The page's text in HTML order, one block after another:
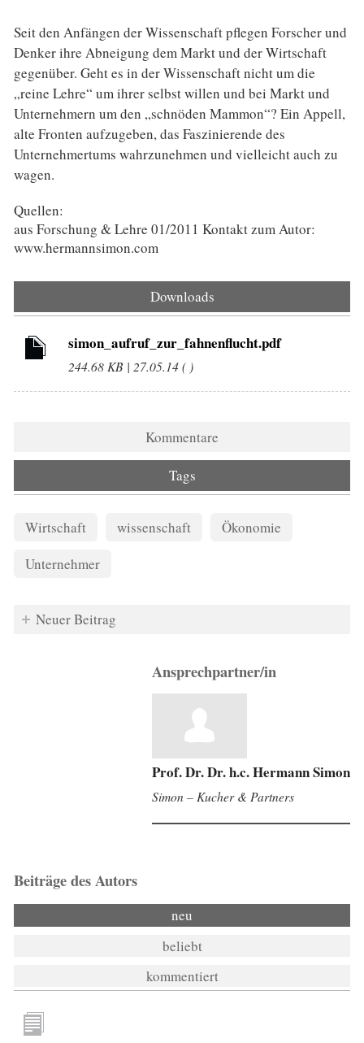
Seit den Anfängen der Wissenschaft pflegen Forscher und
Denker ihre Abneigung dem Markt und der Wirtschaft
gegenüber. Geht es in der Wissenschaft nicht um die
„reine Lehre“ um ihrer selbst willen und bei Markt und
Unternehmern um den „schnöden Mammon“? Ein Appell,
alte Fronten aufzugeben, das Faszinierende des
Unternehmertums wahrzunehmen und vielleicht auch zu
wagen.
Quellen:
aus Forschung & Lehre 01/2011 Kontakt zum Autor:
www.hermannsimon.com
Downloads
simon_aufruf_zur_fahnenflucht.pdf
244.68 KB | 27.05.14 ( )
Kommentare
Tags
Wirtschaft wissenschaft
Ökonomie
Unternehmer
Neuer Beitrag
Ansprechpartner/in
Prof. Dr. Dr. h.c. Hermann Simon
Simon – Kucher & Partners
Beiträge des Autors
neu
beliebt
kommentiert